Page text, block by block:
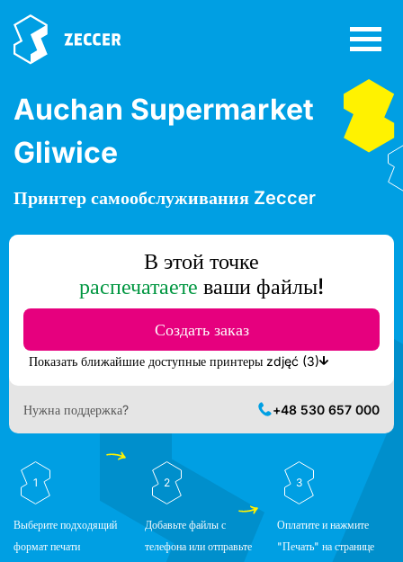
Auchan Supermarket
Gliwice
Принтер самообслуживания Zeccer
В этой точке
распечатаете ваши файлы!
Создать заказ
Показать ближайшие доступные принтеры zdjęć (3)
Нужна поддержка? +48 530 657 000
1
Выберите подходящий
формат печати
2
Добавьте файлы с
телефона или отправьте
3
Оплатите и нажмите
"Печать" на странице